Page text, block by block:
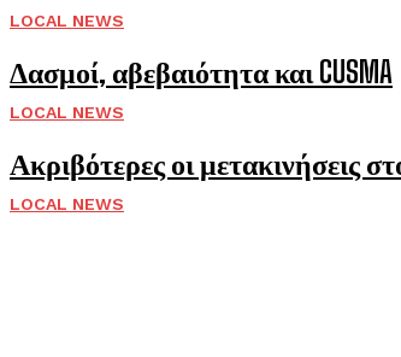
LOCAL NEWS
Δασμοί, αβεβαιότητα και CUSMA
LOCAL NEWS
Ακριβότερες οι μετακινήσεις
LOCAL NEWS